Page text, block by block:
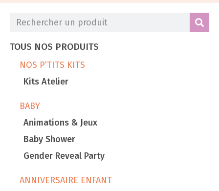
TOUS NOS PRODUITS
NOS P’TITS KITS
Kits Atelier
BABY
Animations & Jeux
Baby Shower
Gender Reveal Party
ANNIVERSAIRE ENFANT